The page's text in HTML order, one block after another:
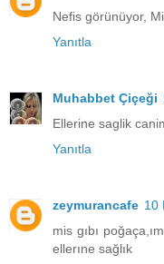
Nefis görünüyor,
Yanıtla
Muhabbet Çiçeği
Ellerine saglik
Yanıtla
zeymurancafe 10
mis gıbı
ellerıne sağlık